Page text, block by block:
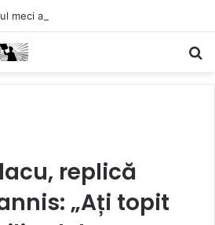
replică
„Ați topit